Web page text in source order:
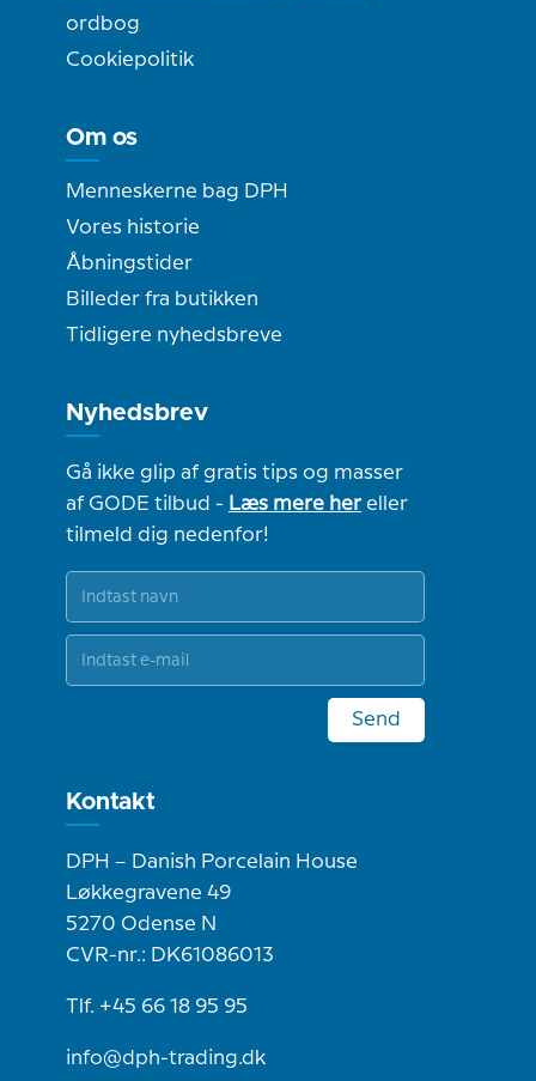
ordbog
Cookiepolitik
Om os
Menneskerne bag DPH
Vores historie
Åbningstider
Billeder fra butikken
Tidligere nyhedsbreve
Nyhedsbrev
Gå ikke glip af gratis tips og masser
af GODE tilbud - Læs mere hereller
tilmeld dig nedenfor!
Send
Kontakt
DPH – Danish Porcelain House
Løkkegravene 49
5270 Odense N
CVR-nr.: DK61086013
Tlf. +45 66 18 95 95
info@dph-trading.dk